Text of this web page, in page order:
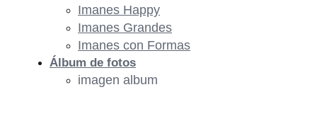
Imanes Happy
Imanes Grandes
Imanes con Formas
Álbum de fotos
imagen album